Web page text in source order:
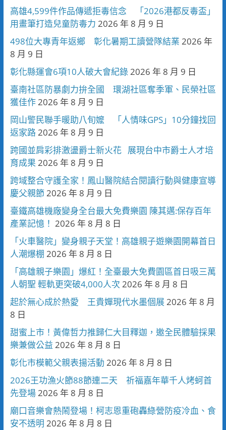
高雄4,599件作品傳遞拒毒信念 「2026港都反毒盃」
用畫筆打造兒童防毒力 2026 年 8 月 9 日
498位大專青年返鄉 彰化暑期工讀營隊結業 2026 年
8 月 9 日
彰化縣運會6項10人破大會紀錄2026 年 8 月 9 日
臺南社區防暴劇力拚全國 環湖社區奪季軍、民榮社區
獲佳作2026 年 8 月 9 日
岡山警民聯手暖助八旬嬤 「人情味GPS」10分鐘找回
返家路2026 年 8 月 9 日
跨國並肩彩排激盪爵士新火花 展現台中市爵士人才培
育成果 2026 年 8 月 9 日
跨域整合守護全家！鳳山醫院結合閱讀行動與健康宣導
慶父親節2026 年 8 月 9 日
臺鐵高雄機廠變身全台最大免費樂園 陳其邁:保存百年
產業記憶！ 2026 年 8 月 8 日
「火車醫院」變身親子天堂！高雄親子遊樂園開幕首日
人潮爆棚 2026 年 8 月 8 日
「高雄親子樂園」爆紅！全臺最大免費園區首日吸三萬
人朝聖 輕軌更突破4,000人次 2026 年 8 月 8 日
起於無心成於熱愛 王貴嬋現代水墨個展2026 年 8 月
8 日
甜蜜上市！黃偉哲力推歸仁大目釋迦，邀全民體驗採果
樂兼做公益 2026 年 8 月 8 日
彰化市模範父親表揚活動 2026 年 8 月 8 日
2026王功漁火節88節連二天 祈福嘉年華千人烤蚵首
先登場2026 年 8 月 8 日
廟口音樂會熱鬧登場！柯志恩重砲轟綠營防疫冷血、食
安不透明 2026 年 8 月 8 日